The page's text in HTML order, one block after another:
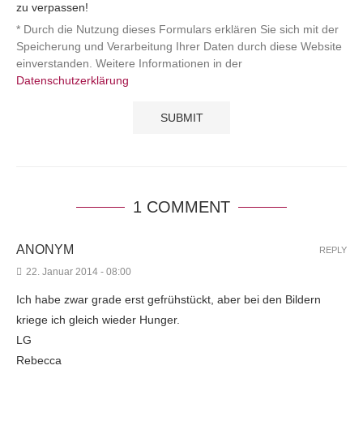
zu verpassen!
* Durch die Nutzung dieses Formulars erklären Sie sich mit der
Speicherung und Verarbeitung Ihrer Daten durch diese Website
einverstanden. Weitere Informationen in der
Datenschutzerklärung
1 COMMENT
ANONYM
22. Januar 2014 - 08:00
Ich habe zwar grade erst gefrühstückt, aber bei den Bildern
kriege ich gleich wieder Hunger.
LG
Rebecca
REPLY